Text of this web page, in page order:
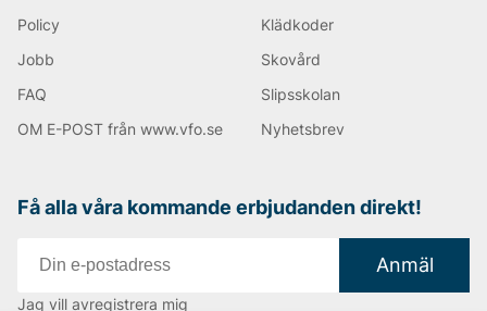
Policy
Jobb
FAQ
OM E-POST från www.vfo.se
Klädkoder
Skovård
Slipsskolan
Nyhetsbrev
Få alla våra kommande erbjudanden direkt!
Anmäl
Jag vill avregistrera mig